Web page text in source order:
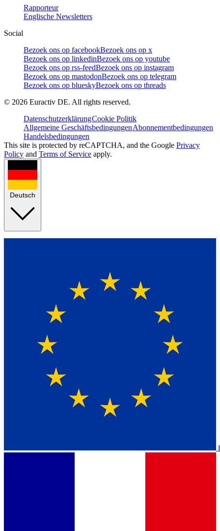
Rapporteur
Englische Newsletters
Social
Bezoek ons op facebookBezoek ons op x
Bezoek ons op linkedinBezoek ons op youtube
Bezoek ons op rss-feedBezoek ons op instagram
Bezoek ons op mastodonBezoek ons op telegram
Bezoek ons op blueskyBezoek ons op threads
© 2026 Euractiv DE. All rights reserved.
DatenschutzerklärungCookie Politik
Allgemeine GeschäftsbedingungenAbonnementbedingungen
Handelsbedingungen
This site is protected by reCAPTCHA, and the Google Privacy
Policy and Terms of Service apply.
Deutsch